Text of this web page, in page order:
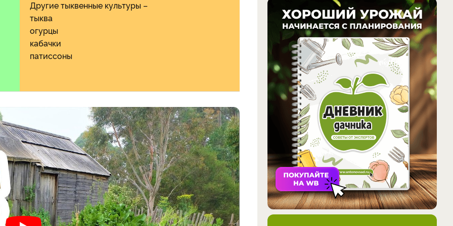
Другие тыквенные культуры –
тыква
огурцы
кабачки
патиссоны